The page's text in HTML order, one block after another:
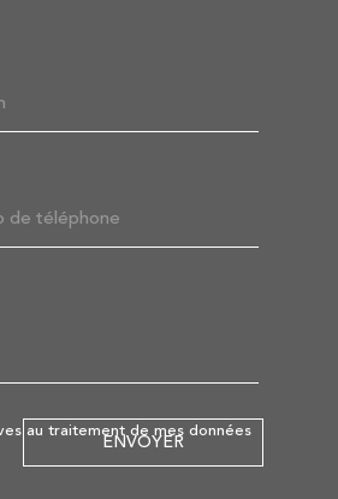
au traitement de mes données
ENVOYER